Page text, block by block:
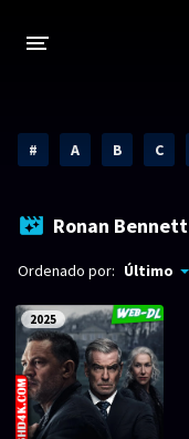
1080p
2160p REMUX 4K
720p
h265 HEVC
Bluray Completos
# A B C
Ronan Bennett
Ordenado por: Último
2025